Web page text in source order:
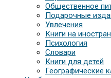
Общественное
Подарочные
Увлечения
Книги на
Психология
Словари
Книги для детей
Географические